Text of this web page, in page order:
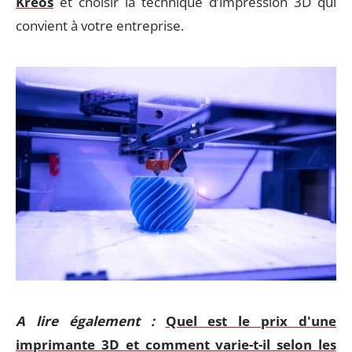
convient à votre entreprise.
A lire également :
Quel est le prix d'une
imprimante 3D et comment varie-t-il selon les